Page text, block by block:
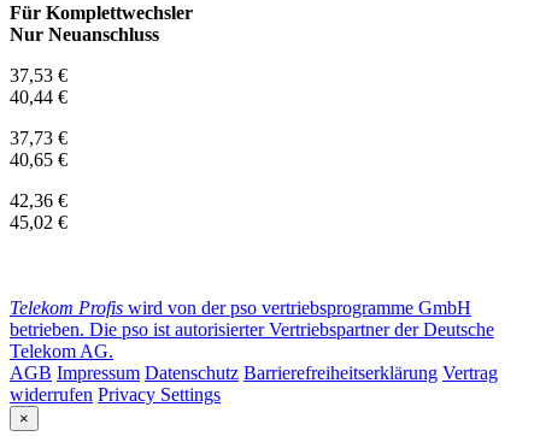
Für Komplettwechsler
Nur Neuanschluss
37,53 €
40,44 €
37,73 €
40,65 €
42,36 €
45,02 €
Telekom Profis wird von der pso vertriebsprogramme GmbH
betrieben. Die pso ist autorisierter Vertriebspartner der Deutsche
Telekom AG.
AGB Impressum Datenschutz Barrierefreiheitserklärung Vertrag
widerrufen Privacy Settings
×